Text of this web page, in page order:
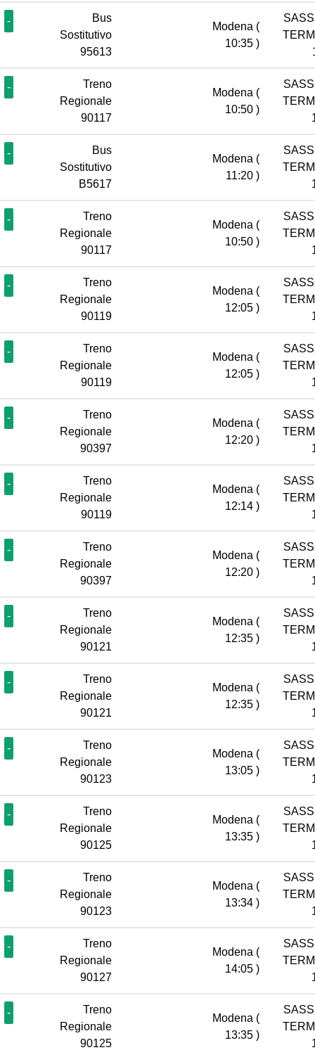
-
Bus
Sostitutivo
95613
Modena (
10:35 )
-
Treno
Regionale
90117
Modena (
10:50 )
-
Bus
Sostitutivo
B5617
Modena (
11:20 )
-
Treno
Regionale
90117
Modena (
10:50 )
-
Treno
Regionale
90119
Modena (
12:05 )
-
Treno
Regionale
90119
Modena (
12:05 )
-
Treno
Regionale
90397
Modena (
12:20 )
-
Treno
Regionale
90119
Modena (
12:14 )
-
Treno
Regionale
90397
Modena (
12:20 )
-
Treno
Regionale
90121
Modena (
12:35 )
-
Treno
Regionale
90121
Modena (
12:35 )
-
Treno
Regionale
90123
Modena (
13:05 )
-
Treno
Regionale
90125
Modena (
13:35 )
-
Treno
Regionale
90123
Modena (
13:34 )
-
Treno
Regionale
90127
Modena (
14:05 )
-
Treno
Regionale
90125
Modena (
13:35 )